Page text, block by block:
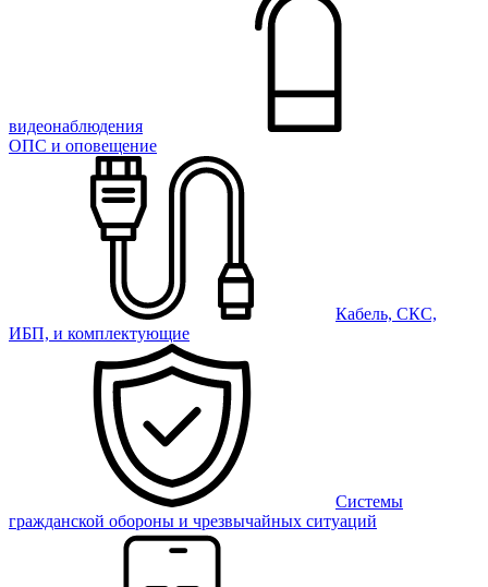
видеонаблюдения
ОПС и оповещение
Кабель, СКС,
ИБП, и комплектующие
Системы
гражданской обороны и чрезвычайных ситуаций